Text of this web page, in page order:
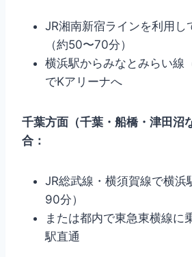
JR湘南新宿ラインを利用し
（約50〜70分）
横浜駅からみなとみらい線
でKアリーナへ
千葉方面（千葉・船橋・津田沼
合：
JR総武線・横須賀線で横浜
90分）
または都内で東急東横線に
駅直通